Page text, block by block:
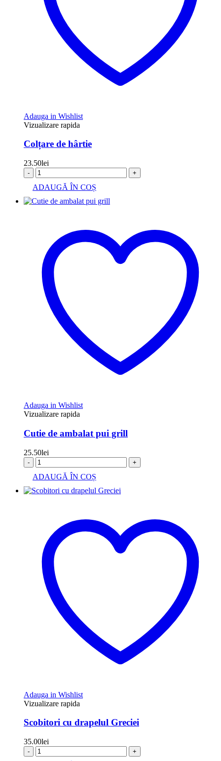
Adauga in Wishlist
Vizualizare rapida
Colțare de hârtie
23.50lei
- +
ADAUGĂ ÎN COȘ
Adauga in Wishlist
Vizualizare rapida
Cutie de ambalat pui grill
25.50lei
- +
ADAUGĂ ÎN COȘ
Adauga in Wishlist
Vizualizare rapida
Scobitori cu drapelul Greciei
35.00lei
- +